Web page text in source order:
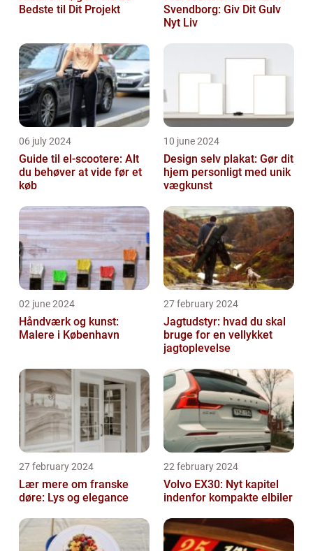
Bedste til Dit Projekt
Svendborg: Giv Dit Gulv
Nyt Liv
06 july 2024
Guide til el-scootere: Alt
du behøver at vide før et
køb
10 june 2024
Design selv plakat: Gør dit
hjem personligt med unik
vægkunst
02 june 2024
Håndværk og kunst:
Malere i København
27 february 2024
Jagtudstyr: hvad du skal
bruge for en vellykket
jagtoplevelse
27 february 2024
Lær mere om franske
døre: Lys og elegance
22 february 2024
Volvo EX30: Nyt kapitel
indenfor kompakte elbiler